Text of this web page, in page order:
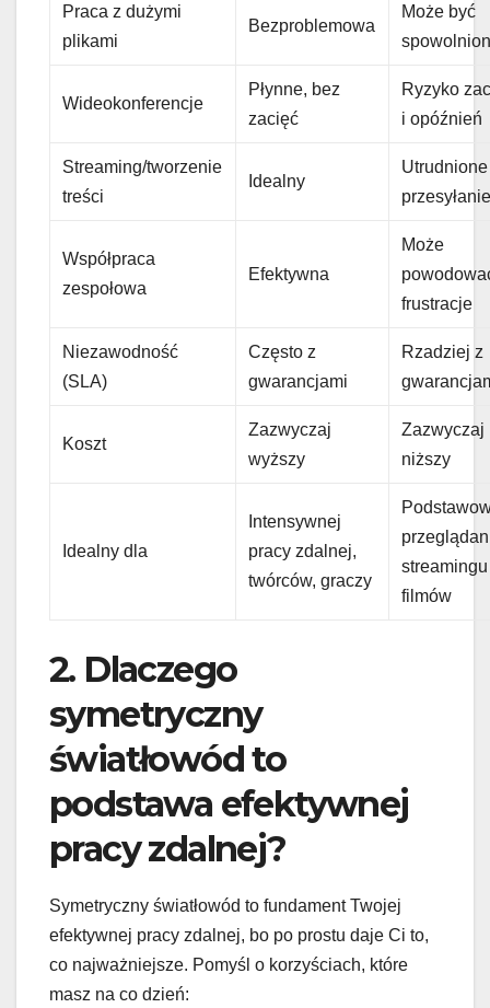
Praca z dużymi
plikami
Bezproblemowa
Może być
Wideokonferencje
Płynne, bez
zacięć
Ryzyko
i opóźnień
Streaming/tworzenie
treści
Idealny
Utrudnione
Współpraca
zespołowa
Efektywna
Może
frustracje
Niezawodność
(SLA)
Często z
gwarancjami
Rzadziej z
Koszt
Zazwyczaj
wyższy
Zazwyczaj
niższy
Idealny dla
Intensywnej
pracy zdalnej,
twórców, graczy
streamingu
filmów
2. Dlaczego
symetryczny
światłowód to
podstawa efektywnej
pracy zdalnej?
Symetryczny światłowód to fundament Twojej
efektywnej pracy zdalnej, bo po prostu daje Ci to,
co najważniejsze. Pomyśl o korzyściach, które
masz na co dzień: